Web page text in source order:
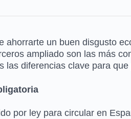
ahorrarte un buen disgusto
ampliado son las más
las diferencias clave para
por ley para circular en